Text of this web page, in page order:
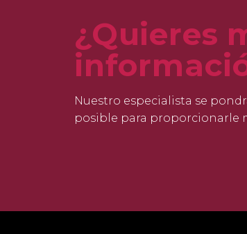
¿Quieres
Nuestro especialista se
posible para proporcionarle